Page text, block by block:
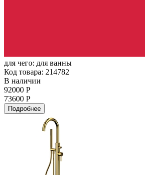
для чего: для ванны
Код товара: 214782
В наличии
92000 Р
73600 Р
Подробнее